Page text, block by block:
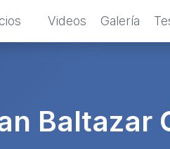
Videos Galería
Baltazar